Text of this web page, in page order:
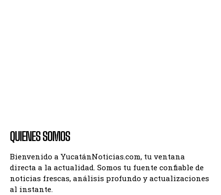
QUIENES SOMOS
Bienvenido a YucatánNoticias.com, tu ventana
directa a la actualidad. Somos tu fuente confiable de
noticias frescas, análisis profundo y actualizaciones
al instante.